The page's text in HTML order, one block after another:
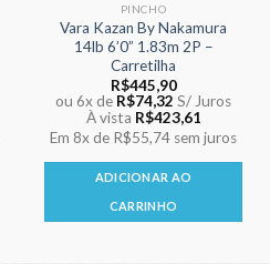
PINCHO
Vara Kazan By Nakamura
14lb 6’0” 1.83m 2P –
Carretilha
R$445,90
ou 6x de R$74,32 S/ Juros
À vista R$423,61
Em 8xde R$55,74 sem juros
ADICIONAR AO
CARRINHO